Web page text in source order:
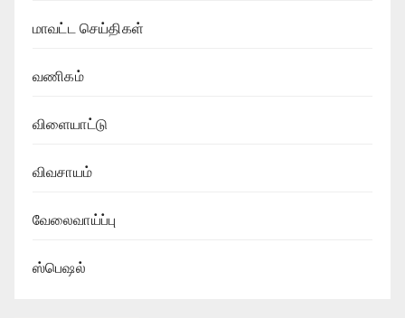
மாவட்ட செய்திகள்
வணிகம்
விளையாட்டு
விவசாயம்
வேலைவாய்ப்பு
ஸ்பெஷல்